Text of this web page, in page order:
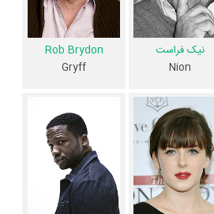
روچ،سام کلافلینو سوفی کوکسوندر حرفه
مردم به آثار یکی از 4 اثر شاخص
زمستان، اولین فعالیت جدی بازیگری خود را
در این اثر تجربه کرده‌اند، در واقع در شکارچی: جنگ زمستان 3 فیلم اولی
ConradوNana Agyeman-Bediako
کارگردان شکارچی: جنگ زمستان اولین
کریس همسورث،جسیکا چستین ،شارلیز ترون
نیک فراست
Nion
Rob Brydon
Gryff